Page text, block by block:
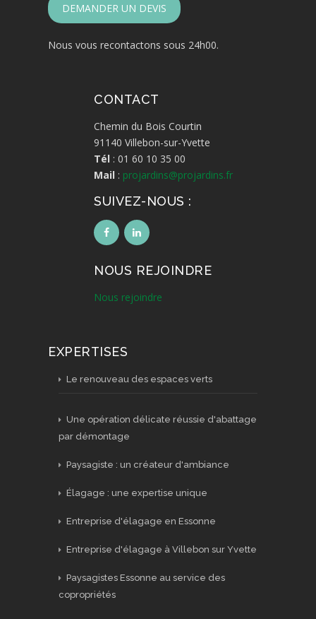
DEMANDER UN DEVIS
Nous vous recontactons sous 24h00.
CONTACT
Chemin du Bois Courtin
91140 Villebon-sur-Yvette
Tél : 01 60 10 35 00
Mail : projardins@projardins.fr
SUIVEZ-NOUS :
NOUS REJOINDRE
Nous rejoindre
EXPERTISES
Le renouveau des espaces verts
Une opération délicate réussie d'abattage
par démontage
Paysagiste : un créateur d'ambiance
Élagage : une expertise unique
Entreprise d'élagage en Essonne
Entreprise d'élagage à Villebon sur Yvette
Paysagistes Essonne au service des
copropriétés